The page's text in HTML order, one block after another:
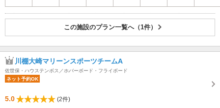
この施設のプラン一覧へ（1件）
川棚大崎マリーンスポーツチームA
佐世保・ハウステンボス／ホバーボード・フライボード
ネット予約OK
5.0
(2件)